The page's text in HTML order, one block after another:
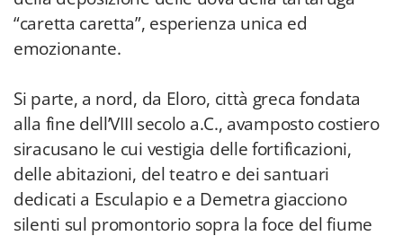
“caretta caretta”, esperienza unica ed
emozionante.
Si parte, a nord, da Eloro, città greca fondata
alla fine dell’VIII secolo a.C., avamposto costiero
siracusano le cui vestigia delle fortificazioni,
delle abitazioni, del teatro e dei santuari
dedicati a Esculapio e a Demetra giacciono
silenti sul promontorio sopra la foce del fiume